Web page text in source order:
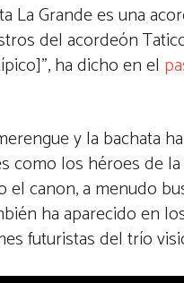
La Grande es una
del acordeón
ha dicho en el
y la bachata
como los héroes de
el canon, a menudo
ha aparecido en
futuristas del trío